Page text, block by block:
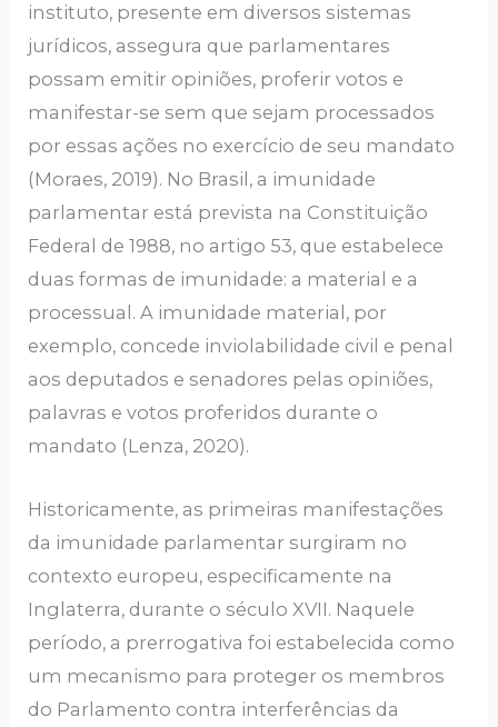
instituto, presente em diversos sistemas
jurídicos, assegura que parlamentares
possam emitir opiniões, proferir votos e
manifestar-se sem que sejam processados
por essas ações no exercício de seu mandato
(Moraes, 2019). No Brasil, a imunidade
parlamentar está prevista na Constituição
Federal de 1988, no artigo 53, que estabelece
duas formas de imunidade: a material e a
processual. A imunidade material, por
exemplo, concede inviolabilidade civil e penal
aos deputados e senadores pelas opiniões,
palavras e votos proferidos durante o
mandato (Lenza, 2020).
Historicamente, as primeiras manifestações
da imunidade parlamentar surgiram no
contexto europeu, especificamente na
Inglaterra, durante o século XVII. Naquele
período, a prerrogativa foi estabelecida como
um mecanismo para proteger os membros
do Parlamento contra interferências da